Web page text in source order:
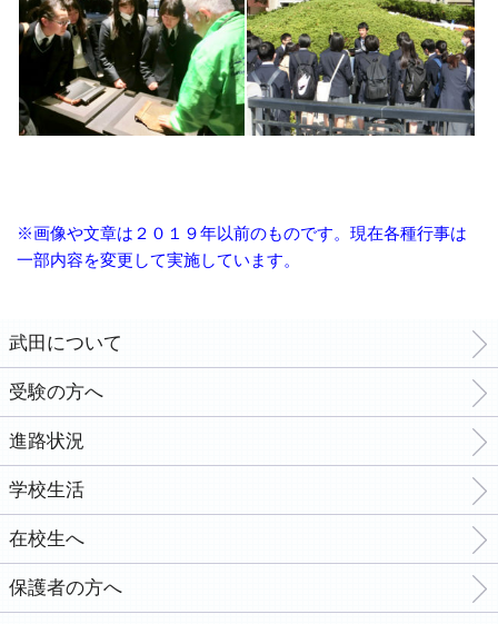
※画像や文章は２０１９年以前のものです。現在各種行事は
一部内容を変更して実施しています。
武田について
受験の方へ
進路状況
学校生活
在校生へ
保護者の方へ